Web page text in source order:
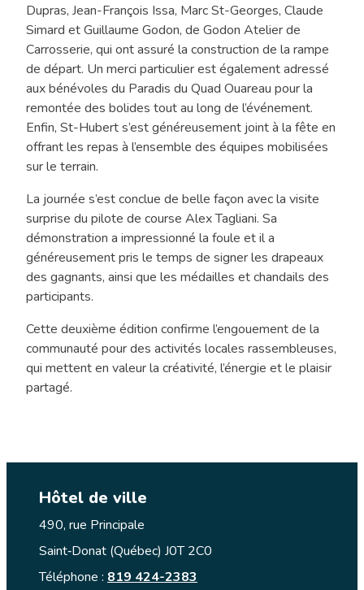
Dupras, Jean-François Issa, Marc St-Georges, Claude
Simard et Guillaume Godon, de Godon Atelier de
Carrosserie, qui ont assuré la construction de la rampe
de départ. Un merci particulier est également adressé
aux bénévoles du Paradis du Quad Ouareau pour la
remontée des bolides tout au long de l’événement.
Enfin, St-Hubert s’est généreusement joint à la fête en
offrant les repas à l’ensemble des équipes mobilisées
sur le terrain.
La journée s’est conclue de belle façon avec la visite
surprise du pilote de course Alex Tagliani. Sa
démonstration a impressionné la foule et il a
généreusement pris le temps de signer les drapeaux
des gagnants, ainsi que les médailles et chandails des
participants.
Cette deuxième édition confirme l’engouement de la
communauté pour des activités locales rassembleuses,
qui mettent en valeur la créativité, l’énergie et le plaisir
partagé.
Hôtel de ville
490, rue Principale
Saint‑Donat (Québec) J0T 2C0
Téléphone : 819 424-2383